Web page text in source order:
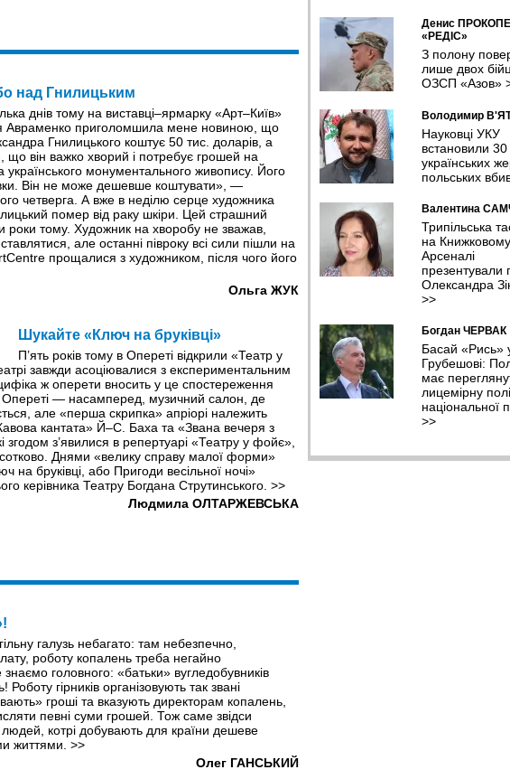
над Гнилицьким
днів тому на виставці–ярмарку «Арт–Київ»
Авраменко приголомшила мене новиною, що
Гнилицького коштує 50 тис. доларів, а
що він важко хворий і потребує грошей на
монументального живопису. Його
Він не може дешевше коштувати», —
четверга. А вже в неділю серце художника
помер від раку шкіри. Цей страшний
роки тому. Художник на хворобу не зважав,
але останні півроку всі сили пішли на
прощалися з художником, після чого його
Ольга ЖУК
Шукайте «Ключ на бруківці»
П’ять років тому в Опереті відкрили «Театр у
завжди асоціювалися з експериментальним
ж оперети вносить у це спостереження
Опереті — насамперед, музичний салон, де
але «перша скрипка» апріорі належить
кантата» Й–С. Баха та «Звана вечеря з
з’явилися в репертуарі «Театру у фойє»,
Днями «велику справу малої форми»
на бруківці, або Пригоди весільної ночі»
керівника Театру Богдана Струтинського. >>
Людмила ОЛТАРЖЕВСЬКА
галузь небагато: там небезпечно,
роботу копалень треба негайно
головного: «батьки» вугледобувників
гірників організовують так звані
гроші та вказують директорам копалень,
певні суми грошей. Тож саме звідси
котрі добувають для країни дешеве
життями. >>
Олег ГАНСЬКИЙ
Денис
«РЕДІС»
З полону
лише двох
ОЗСП «Азов»
Володимир
Науковці УКУ
встановили 30
українських
польських
Валентина
Трипільська
на Книжковому
Арсеналі
презентували
Олександра
>>
Богдан ЧЕРВАК
Басай «Рись»
Грубешові:
має
лицемірну
національної
>>